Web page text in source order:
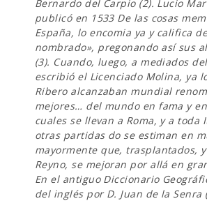
Bernardo del Carpio (2). Lucio
publicó en 1533 De las cosas
España, lo encomia ya y califica
nombrado», pregonando así sus
(3). Cuando, luego, a mediados
escribió el Licenciado Molina, ya
Ribero alcanzaban mundial
mejores… del mundo en fama y
cuales se llevan a Roma, y a toda
otras partidas do se estiman en
mayormente que, trasplantados,
Reyno, se mejoran por allá en
En el antiguo Diccionario
del inglés por D. Juan de la Senra